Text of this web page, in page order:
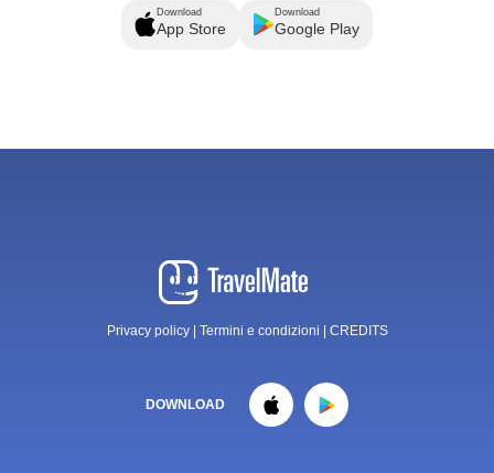
Download
App Store
Download
Google Play
Privacy policy| Termini e condizioni CREDITS
DOWNLOAD